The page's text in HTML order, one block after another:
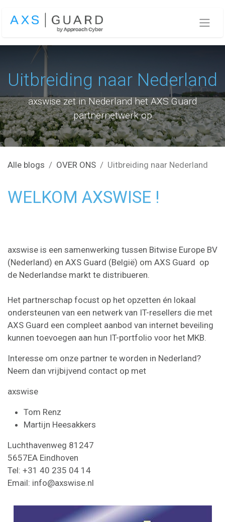
Uitbreiding naar Nederland
axswise zet in Nederland het AXS Guard
partnernetwerk op
Alle blogs OVER ONS Uitbreiding naar Nederland
WELKOM AXSWISE !
axswise is een samenwerking tussen Bitwise Europe BV
(Nederland) en AXS Guard (België) om AXS Guard op
de Nederlandse markt te distribueren.
Het partnerschap focust op het opzetten én lokaal
ondersteunen van een netwerk van IT-resellers die met
AXS Guard een compleet aanbod van internet beveiling
kunnen toevoegen aan hun IT-portfolio voor het MKB.
Interesse om onze partner te worden in Nederland?
Neem dan vrijbijvend contact op met
axswise
Tom Renz
Martijn Heesakkers
Luchthavenweg 81247
5657EA Eindhoven
Tel: +31 40 235 04 14
Email: info@axswise.nl